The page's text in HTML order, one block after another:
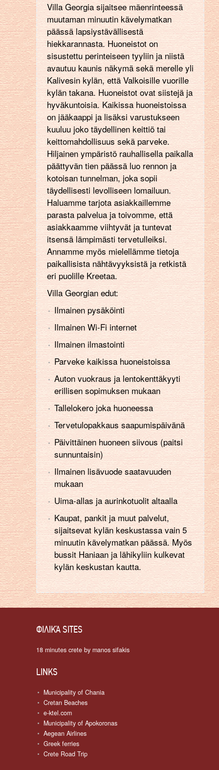
Villa Georgia sijaitsee mäenrinteessä
muutaman minuutin kävelymatkan
päässä lapsiystävällisestä
hiekkarannasta. Huoneistot on
sisustettu perinteiseen tyyliin ja niistä
avautuu kaunis näkymä sekä merelle yli
Kalivesin kylän, että Valkoisille vuorille
kylän takana. Huoneistot ovat siistejä ja
hyväkuntoisia. Kaikissa huoneistoissa
on jääkaappi ja lisäksi varustukseen
kuuluu joko täydellinen keittiö tai
keittomahdollisuus sekä parveke.
Hiljainen ympäristö rauhallisella paikalla
päättyvän tien päässä luo rennon ja
kotoisan tunnelman, joka sopii
täydellisesti levolliseen lomailuun.
Haluamme tarjota asiakkaillemme
parasta palvelua ja toivomme, että
asiakkaamme viihtyvät ja tuntevat
itsensä lämpimästi tervetulleiksi.
Annamme myös mielellämme tietoja
paikallisista nähtävyyksistä ja retkistä
eri puolille Kreetaa.
Villa Georgian edut:
Ilmainen pysäköinti
Ilmainen Wi-Fi internet
Ilmainen ilmastointi
Parveke kaikissa huoneistoissa
Auton vuokraus ja lentokenttäkyyti
erillisen sopimuksen mukaan
Tallelokero joka huoneessa
Tervetulopakkaus saapumispäivänä
Päivittäinen huoneen siivous (paitsi
sunnuntaisin)
Ilmainen lisävuode saatavuuden
mukaan
Uima-allas ja aurinkotuolit altaalla
Kaupat, pankit ja muut palvelut,
sijaitsevat kylän keskustassa vain 5
minuutin kävelymatkan päässä. Myös
bussit Haniaan ja lähikyliin kulkevat
kylän keskustan kautta.
ΦΙΛΙΚΆ SITES
18 minutes crete by manos sifakis
LINKS
Municipality of Chania
Cretan Beaches
e-ktel.com
Municipality of Apokoronas
Aegean Airlines
Greek ferries
Crete Road Trip